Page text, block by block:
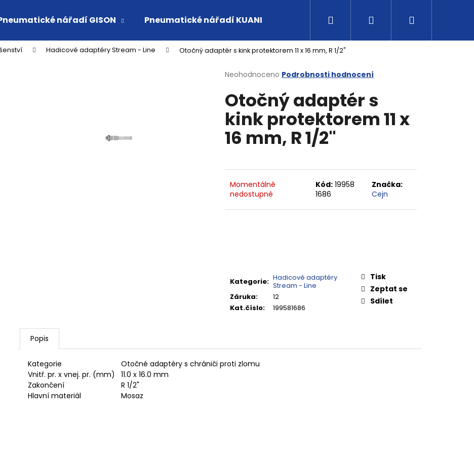
nářadí GISON Pneumatické nářadí KUANI Tipy a rady Kontakty Obchodní
Přihlášení
Hadicové adaptéry Stream - Line Otočný adaptér s kink protektorem 11 x 16 mm, R 1/2"
Průměrné
produktu
je
0,0
5
hvězdiček.
Neohodnoceno Podrobnosti hodnocení
Otočný adaptér s
kink protektorem 11 x
16 mm, R 1/2"
Momentálně
nedostupné
Kód: 19958
1686
Značka:
Cejn
Kategorie: Hadicové adaptéry
Stream - Line
Záruka:
12
Kat.číslo: 199581686
Tisk
Zeptat se
Sdílet
Popis
Kategorie
Otočné adaptéry s chrániči proti zlomu
Vnitř. pr. x vnej. pr. (mm)
11.0 x 16.0 mm
Zakončení
R 1/2"
Hlavní materiál
Mosaz
Co potřebujete najít?
Doporučujeme